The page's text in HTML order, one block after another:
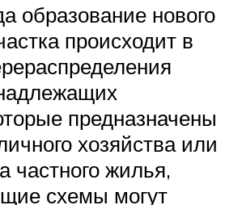
образование нового
происходит в
предназначены
хозяйства или
частного жилья,
схемы могут